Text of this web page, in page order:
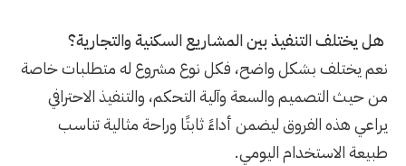
هل يختلف التنفيذ بين المشاريع السكنية والتجارية؟
نعم يختلف بشكل واضح، فكل نوع مشروع له متطلبات خاصة
من حيث التصميم والسعة وآلية التحكم، والتنفيذ الاحترافي
يراعي هذه الفروق ليضمن أداءً ثابتًا وراحة مثالية تناسب
طبيعة الاستخدام اليومي.